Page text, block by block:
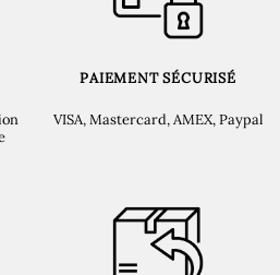
PAIEMENT SÉCURISÉ
VISA, Mastercard, AMEX, Paypal